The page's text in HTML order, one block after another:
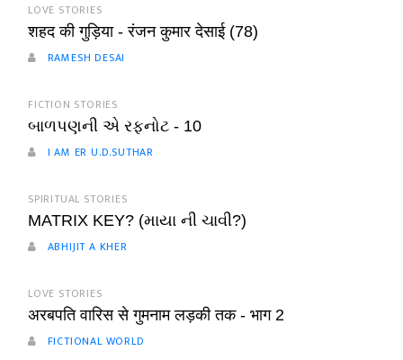
LOVE STORIES
शहद की गुड़िया - रंजन कुमार देसाई (78)
RAMESH DESAI
FICTION STORIES
બાળપણની એ રફનોટ - 10
I AM ER U.D.SUTHAR
SPIRITUAL STORIES
MATRIX KEY? (માયા ની ચાવી?)
ABHIJIT A KHER
LOVE STORIES
अरबपति वारिस से गुमनाम लड़की तक - भाग 2
FICTIONAL WORLD